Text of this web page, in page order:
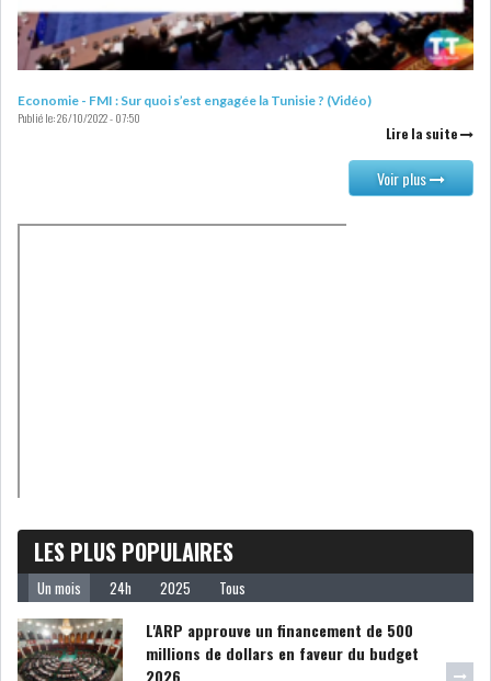
Economie - FMI : Sur quoi s’est engagée la Tunisie ? (Vidéo)
Publié le:26/10/2022 - 07:50
Lire la suite
Voir plus
LES PLUS POPULAIRES
Un mois 24h 2025 Tous
L'ARP approuve un financement de 500
millions de dollars en faveur du budget